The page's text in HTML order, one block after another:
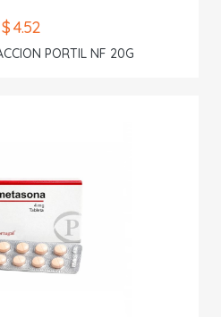
$ 4.52
PORTIL NF 20G